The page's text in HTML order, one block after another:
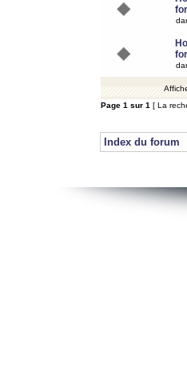
Page 1 sur 1 [ La
Index du forum